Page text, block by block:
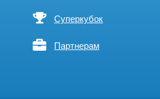
Суперкубок
Партнерам